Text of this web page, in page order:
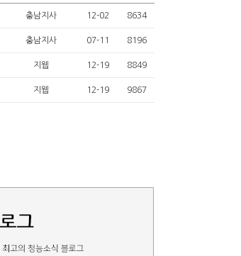
충남지사 12-02 8634
충남지사 07-11 8196
지웹 12-19 8849
지웹 12-19 9867